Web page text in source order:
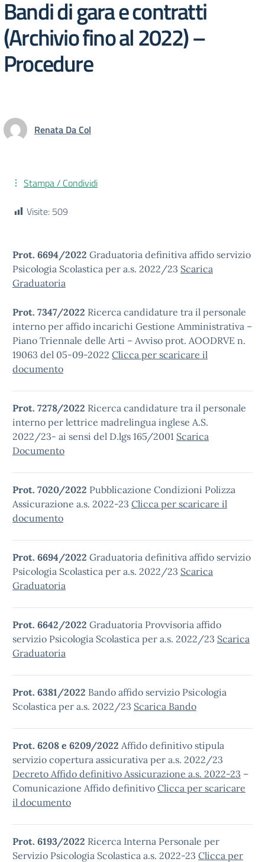
Bandi di gara e contratti
(Archivio fino al 2022) –
Procedure
Renata Da Col
Stampa / Condividi
Visite: 509
Prot. 6694/2022 Graduatoria definitiva affido servizio
Psicologia Scolastica per a.s. 2022/23 Scarica
Graduatoria
Prot. 7347/2022 Ricerca candidature tra il personale
interno per affido incarichi Gestione Amministrativa –
Piano Triennale delle Arti – Avviso prot. AOODRVE n.
19063 del 05-09-2022 Clicca per scaricare il
documento
Prot. 7278/2022 Ricerca candidature tra il personale
interno per lettrice madrelingua inglese A.S.
2022/23- ai sensi del D.lgs 165/2001 Scarica
Documento
Prot. 7020/2022 Pubblicazione Condizioni Polizza
Assicurazione a.s. 2022-23 Clicca per scaricare il
documento
Prot. 6694/2022 Graduatoria definitiva affido servizio
Psicologia Scolastica per a.s. 2022/23 Scarica
Graduatoria
Prot. 6642/2022 Graduatoria Provvisoria affido
servizio Psicologia Scolastica per a.s. 2022/23 Scarica
Graduatoria
Prot. 6381/2022 Bando affido servizio Psicologia
Scolastica per a.s. 2022/23 Scarica Bando
Prot. 6208 e 6209/2022 Affido definitivo stipula
servizio copertura assicurativa per a.s. 2022/23
Decreto Affido definitivo Assicurazione a.s. 2022-23 –
Comunicazione Affido definitivo Clicca per scaricare
il documento
Prot. 6193/2022 Ricerca Interna Personale per
Servizio Psicologia Scolastica a.s. 2022-23 Clicca per